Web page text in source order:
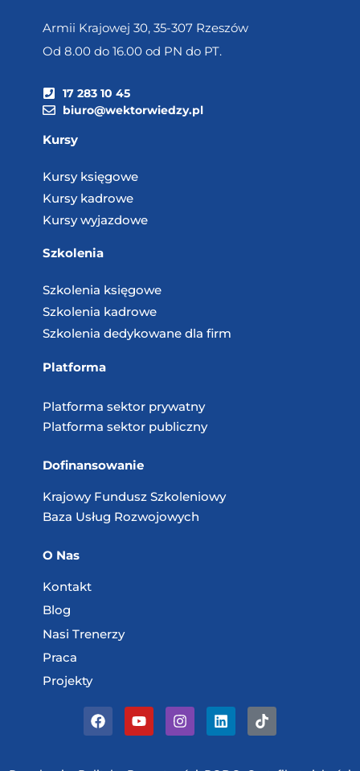
Armii Krajowej 30, 35-307 Rzeszów
Od 8.00 do 16.00 od PN do PT.
17 283 10 45
biuro@wektorwiedzy.pl
Kursy
Kursy księgowe
Kursy kadrowe
Kursy wyjazdowe
Szkolenia
Szkolenia księgowe
Szkolenia kadrowe
Szkolenia dedykowane dla firm
Platforma
Platforma sektor prywatny
Platforma sektor publiczny
Dofinansowanie
Krajowy Fundusz Szkoleniowy
Baza Usług Rozwojowych
O Nas
Kontakt
Blog
Nasi Trenerzy
Praca
Projekty